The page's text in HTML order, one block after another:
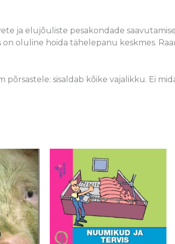
ja elujõuliste pesakondade
on oluline hoida tähelepanu keskmes.
põrsastele: sisaldab kõike vajalikku. Ei